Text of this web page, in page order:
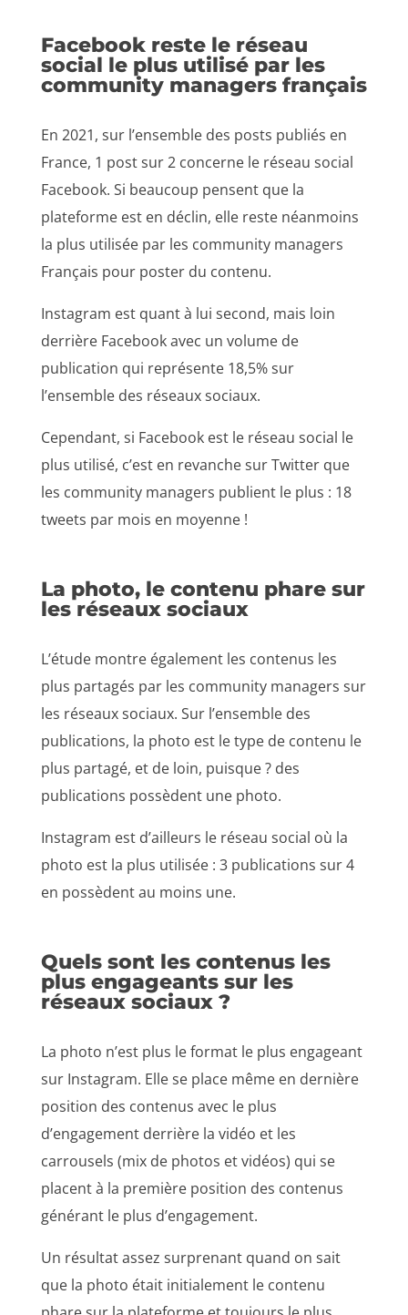
Facebook reste le réseau
social le plus utilisé par les
community managers français
En 2021, sur l’ensemble des posts publiés en
France, 1 post sur 2 concerne le réseau social
Facebook. Si beaucoup pensent que la
plateforme est en déclin, elle reste néanmoins
la plus utilisée par les community managers
Français pour poster du contenu.
Instagram est quant à lui second, mais loin
derrière Facebook avec un volume de
publication qui représente 18,5% sur
l’ensemble des réseaux sociaux.
Cependant, si Facebook est le réseau social le
plus utilisé, c’est en revanche sur Twitter que
les community managers publient le plus : 18
tweets par mois en moyenne !
La photo, le contenu phare sur
les réseaux sociaux
L’étude montre également les contenus les
plus partagés par les community managers sur
les réseaux sociaux. Sur l’ensemble des
publications, la photo est le type de contenu le
plus partagé, et de loin, puisque ? des
publications possèdent une photo.
Instagram est d’ailleurs le réseau social où la
photo est la plus utilisée : 3 publications sur 4
en possèdent au moins une.
Quels sont les contenus les
plus engageants sur les
réseaux sociaux ?
La photo n’est plus le format le plus engageant
sur Instagram. Elle se place même en dernière
position des contenus avec le plus
d’engagement derrière la vidéo et les
carrousels (mix de photos et vidéos) qui se
placent à la première position des contenus
générant le plus d’engagement.
Un résultat assez surprenant quand on sait
que la photo était initialement le contenu